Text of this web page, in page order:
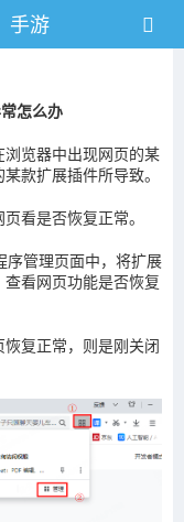
手游
怎么办
览器中出现网页的某
款扩展插件所导致。
看是否恢复正常。
序管理页面中，将扩展
看网页功能是否恢复
复正常，则是刚关闭